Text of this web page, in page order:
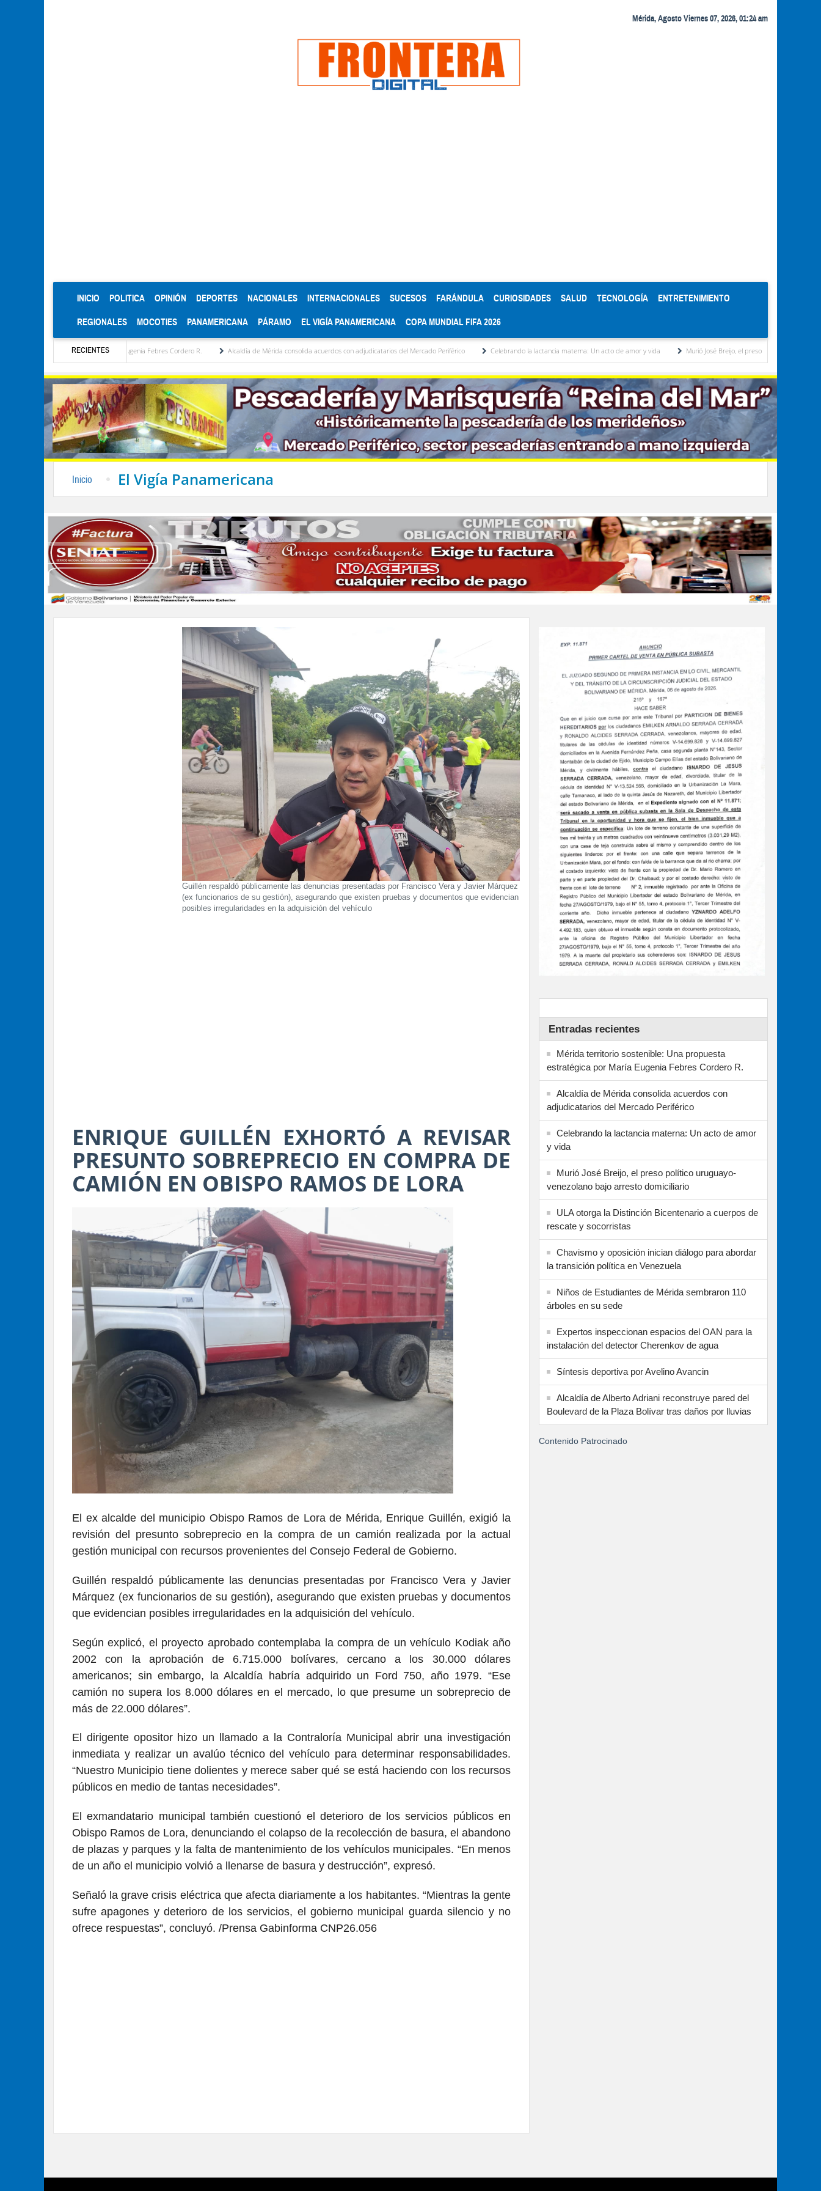
Mérida, Agosto Viernes 07, 2026, 01:24 am
INICIO (CURRENT)
POLITICA OPINIÓN DEPORTES NACIONALES INTERNACIONALES SUCESOS FARÁNDULA CURIOSIDADES SALUD TECNOLOGÍA ENTRETENIMIENTO
REGIONALES MOCOTIES PANAMERICANA PÁRAMO EL VIGÍA PANAMERICANA COPA MUNDIAL FIFA 2026
RECIENTES
estratégica por María Eugenia Febres Cordero R. Alcaldía de Mérida consolida acuerdos con adjudicatarios del Mercado Periférico Celebrando la lactancia materna: Un acto de amor y vida Murió José Breijo, el preso político uruguayo-venezolano bajo
Inicio El Vigía Panamericana
Guillén respaldó públicamente las denuncias presentadas por Francisco Vera y Javier Márquez
(ex funcionarios de su gestión), asegurando que existen pruebas y documentos que evidencian
posibles irregularidades en la adquisición del vehículo
ENRIQUE GUILLÉN EXHORTÓ A REVISAR
PRESUNTO SOBREPRECIO EN COMPRA DE
CAMIÓN EN OBISPO RAMOS DE LORA
El ex alcalde del municipio Obispo Ramos de Lora de Mérida, Enrique Guillén, exigió la
revisión del presunto sobreprecio en la compra de un camión realizada por la actual
gestión municipal con recursos provenientes del Consejo Federal de Gobierno.
Guillén respaldó públicamente las denuncias presentadas por Francisco Vera y Javier
Márquez (ex funcionarios de su gestión), asegurando que existen pruebas y documentos
que evidencian posibles irregularidades en la adquisición del vehículo.
Según explicó, el proyecto aprobado contemplaba la compra de un vehículo Kodiak año
2002 con la aprobación de 6.715.000 bolívares, cercano a los 30.000 dólares
americanos; sin embargo, la Alcaldía habría adquirido un Ford 750, año 1979. “Ese
camión no supera los 8.000 dólares en el mercado, lo que presume un sobreprecio de
más de 22.000 dólares”.
El dirigente opositor hizo un llamado a la Contraloría Municipal abrir una investigación
inmediata y realizar un avalúo técnico del vehículo para determinar responsabilidades.
“Nuestro Municipio tiene dolientes y merece saber qué se está haciendo con los recursos
públicos en medio de tantas necesidades”.
El exmandatario municipal también cuestionó el deterioro de los servicios públicos en
Obispo Ramos de Lora, denunciando el colapso de la recolección de basura, el abandono
de plazas y parques y la falta de mantenimiento de los vehículos municipales. “En menos
de un año el municipio volvió a llenarse de basura y destrucción”, expresó.
Señaló la grave crisis eléctrica que afecta diariamente a los habitantes. “Mientras la gente
sufre apagones y deterioro de los servicios, el gobierno municipal guarda silencio y no
ofrece respuestas”, concluyó. /Prensa Gabinforma CNP26.056
Entradas recientes
Mérida territorio sostenible: Una propuesta
estratégica por María Eugenia Febres Cordero R.
Alcaldía de Mérida consolida acuerdos con
adjudicatarios del Mercado Periférico
Celebrando la lactancia materna: Un acto de amor
y vida
Murió José Breijo, el preso político uruguayo-
venezolano bajo arresto domiciliario
ULA otorga la Distinción Bicentenario a cuerpos de
rescate y socorristas
Chavismo y oposición inician diálogo para abordar
la transición política en Venezuela
Niños de Estudiantes de Mérida sembraron 110
árboles en su sede
Expertos inspeccionan espacios del OAN para la
instalación del detector Cherenkov de agua
Síntesis deportiva por Avelino Avancin
Alcaldía de Alberto Adriani reconstruye pared del
Boulevard de la Plaza Bolívar tras daños por lluvias
Contenido Patrocinado